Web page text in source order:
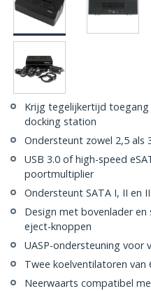
Krijg tegelijkertijd toegang
docking station
Ondersteunt zowel 2,5 als
USB 3.0 of high-speed
poortmultiplier
Ondersteunt SATA I, II en
Design met bovenlader
eject-knoppen
UASP-ondersteuning voor
Twee koelventilatoren van
Neerwaarts compatibel